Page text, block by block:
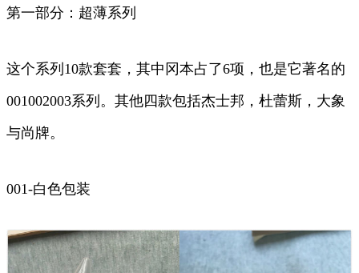
第一部分：超薄系列
这个系列10款套套，其中冈本占了6项，也是它著名的
001002003系列。其他四款包括杰士邦，杜蕾斯，大象
与尚牌。
001-白色包装